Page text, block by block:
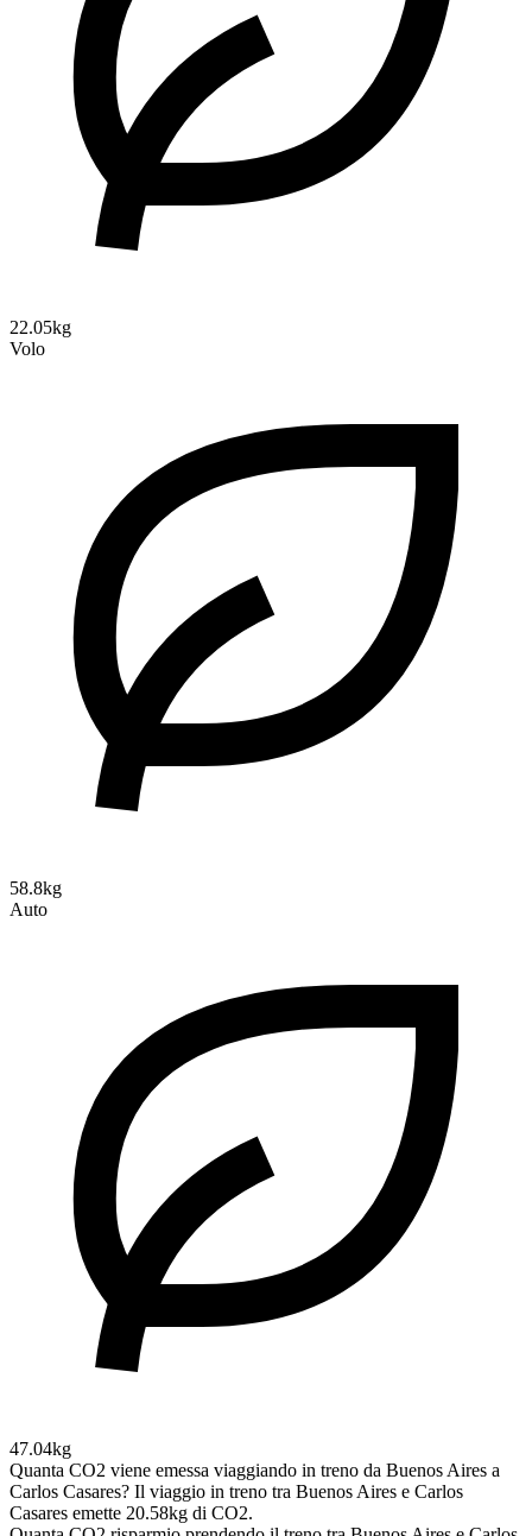
22.05kg
Volo
58.8kg
Auto
47.04kg
Quanta CO2 viene emessa viaggiando in treno da Buenos Aires a
Carlos Casares? Il viaggio in treno tra Buenos Aires e Carlos
Casares emette 20.58kg di CO2.